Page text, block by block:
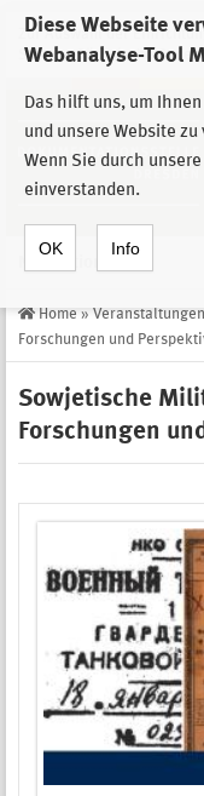
Diese Webseite
Webanalyse-Tool
Das hilft uns, um
und unsere Website zu
Wenn Sie durch
einverstanden.
OK Info
Zur Auswahl der
Stiftung Sächsische
Home » Veranstaltungen
Forschungen und
Sowjetische
Forschungen